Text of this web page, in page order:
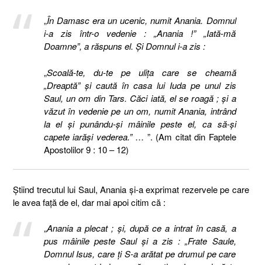
„În Damasc era un ucenic, numit Anania. Domnul
i-a zis într-o vedenie : „Anania !” „Iată-mă
Doamne”, a răspuns el. Şi Domnul i-a zis :
„Scoală-te, du-te pe uliţa care se cheamă
„Dreaptă” şi caută în casa lui Iuda pe unul zis
Saul, un om din Tars. Căci iată, el se roagă ; şi a
văzut în vedenie pe un om, numit Anania, intrând
la el şi punându-şi mâinile peste el, ca să-şi
capete iarăşi vederea.”… ”. (Am citat din Faptele
Apostolilor 9 : 10 – 12)
Știind trecutul lui Saul, Anania și-a exprimat rezervele pe care
le avea față de el, dar mai apoi citim că :
„Anania a plecat ; şi, după ce a intrat în casă, a
pus mâinile peste Saul şi a zis : „Frate Saule,
Domnul Isus, care ţi S-a arătat pe drumul pe care